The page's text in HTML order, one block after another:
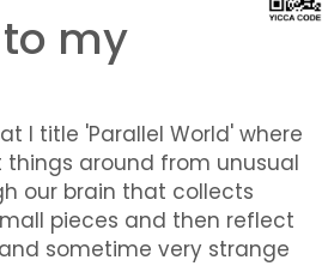
my
I title 'Parallel World' where
things around from unusual
our brain that collects
pieces and then reflect
sometime very strange